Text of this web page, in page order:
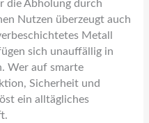
die Abholung durch
Nutzen überzeugt auch
Metall
sich unauffällig in
Wer auf smarte
Sicherheit und
ein alltägliches